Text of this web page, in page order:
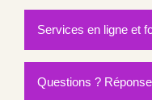
Services en ligne et
Questions ?